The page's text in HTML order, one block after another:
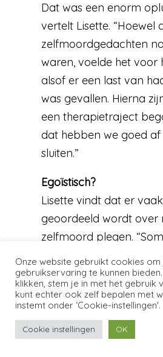
Dat was een enorm
vertelt Lisette. “Hoewel
zelfmoordgedachten
waren, voelde het voor
alsof er een last van
was gevallen. Hierna
een therapietraject
dat hebben we goed
sluiten.”
Egoïstisch?
Lisette vindt dat er
geoordeeld wordt over
zelfmoord plegen.
mensen noemen het
egoïstische daad’ en
zoiets niet kunt maken.
dat wij ons niet kunnen
hoe het is om zo’n
Onze website gebruikt cookies
gebruikservaring te kunnen bieden.
klikken, stem je in met het gebruik
kunt echter ook zelf bepalen met
instemt onder ‘Cookie-instellingen'.
Cookie instellingen OK